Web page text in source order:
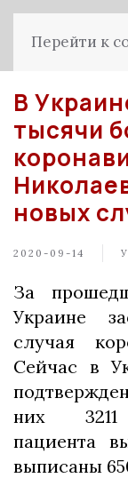
Перейти к
В
тысячи
новых
2020-09-14
За
Украине
случая
Сейчас в
них
пациента
выписаны